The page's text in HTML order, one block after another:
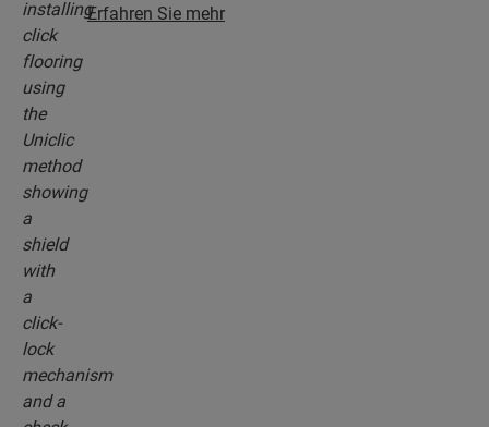
System ist. Mit dem revolutionären und
Erfahren Sie mehr